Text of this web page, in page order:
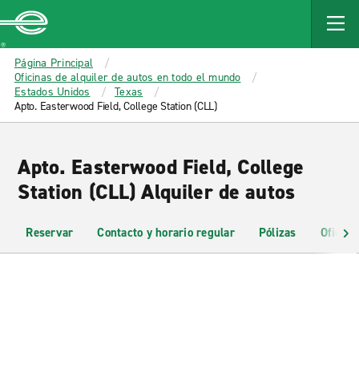
MAIN
CONTENT
Enterprise
Página Principal
Oficinas de alquiler de autos en todo el mundo
Estados Unidos
Texas
Apto. Easterwood Field, College Station (CLL)
Apto. Easterwood Field, College
Station (CLL) Alquiler de autos
Reservar Contacto y horario regular Pólizas